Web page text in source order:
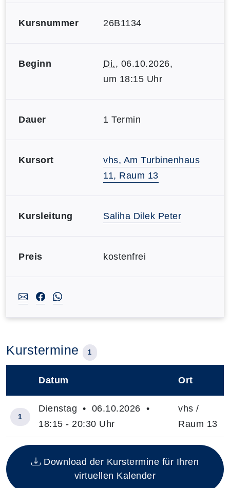
Kursnummer 26B1134
Beginn Di., 06.10.2026,
um 18:15 Uhr
Dauer 1 Termin
Kursort
vhs, Am Turbinenhaus
11, Raum 13
Kursleitung Saliha Dilek Peter
Preis kostenfrei
Kurstermine 1
Insgesamt gibt es 1 Termine zum diesen Kurs
Datum Ort
1
Dienstag • 06.10.2026 •
18:15 - 20:30 Uhr
vhs /
Raum 13
Download der Kurstermine für Ihren
virtuellen Kalender